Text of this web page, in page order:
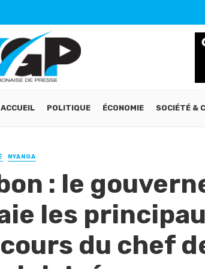
ACCUEIL POLITIQUE ÉCONOMIE SOCIÉTÉ &
NYANGA
: le
les
du chef